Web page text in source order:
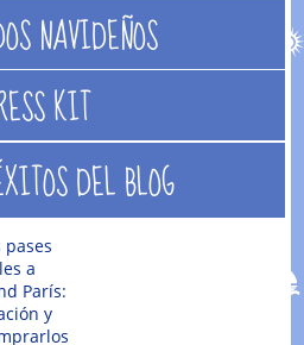
NAVIDEÑOS
KIT
DEL BLOG
pases
a
París:
y